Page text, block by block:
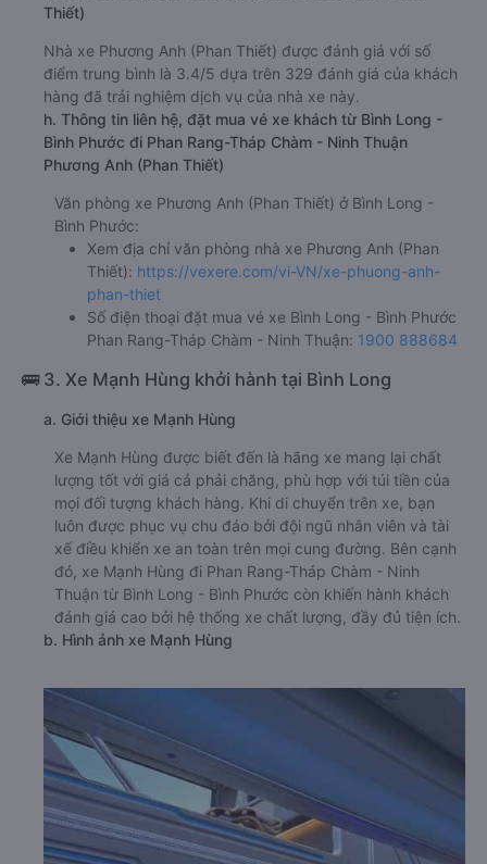
Thiết)
Nhà xe Phương Anh (Phan Thiết) được đánh giá với số
điểm trung bình là 3.4/5 dựa trên 329 đánh giá của khách
hàng đã trải nghiệm dịch vụ của nhà xe này.
h. Thông tin liên hệ, đặt mua vé xe khách từ Bình Long -
Bình Phước đi Phan Rang-Tháp Chàm - Ninh Thuận
Phương Anh (Phan Thiết)
Văn phòng xe Phương Anh (Phan Thiết) ở Bình Long -
Bình Phước:
Xem địa chỉ văn phòng nhà xe Phương Anh (Phan
Thiết): https://vexere.com/vi-VN/xe-phuong-anh-
phan-thiet
Số điện thoại đặt mua vé xe Bình Long - Bình Phước
Phan Rang-Tháp Chàm - Ninh Thuận: 1900 888684
🚌 3. Xe Mạnh Hùng khởi hành tại Bình Long
a. Giới thiệu xe Mạnh Hùng
Xe Mạnh Hùng được biết đến là hãng xe mang lại chất
lượng tốt với giá cả phải chăng, phù hợp với túi tiền của
mọi đối tượng khách hàng. Khi di chuyển trên xe, bạn
luôn được phục vụ chu đáo bởi đội ngũ nhân viên và tài
xế điều khiển xe an toàn trên mọi cung đường. Bên cạnh
đó, xe Mạnh Hùng đi Phan Rang-Tháp Chàm - Ninh
Thuận từ Bình Long - Bình Phước còn khiến hành khách
đánh giá cao bởi hệ thống xe chất lượng, đầy đủ tiện ích.
b. Hình ảnh xe Mạnh Hùng